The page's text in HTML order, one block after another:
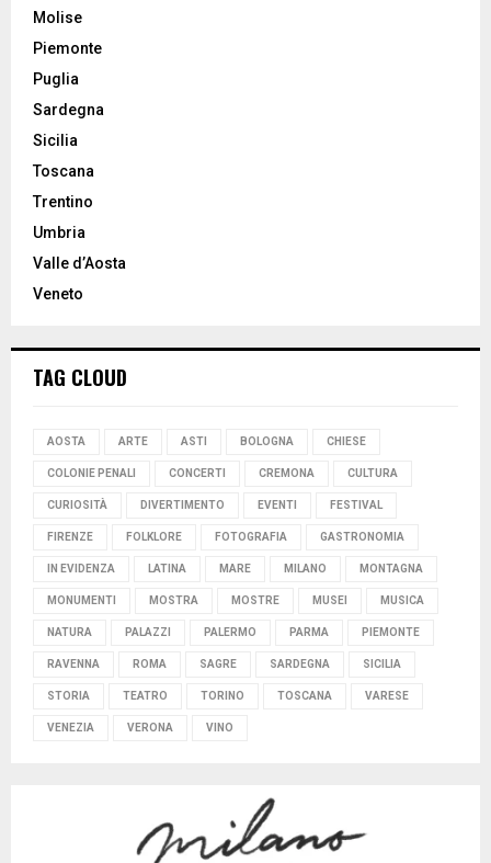
Molise
Piemonte
Puglia
Sardegna
Sicilia
Toscana
Trentino
Umbria
Valle d’Aosta
Veneto
TAG CLOUD
AOSTA ARTE ASTI BOLOGNA CHIESE
COLONIE PENALI CONCERTI CREMONA CULTURA
CURIOSITÀ DIVERTIMENTO EVENTI FESTIVAL
FIRENZE FOLKLORE FOTOGRAFIA GASTRONOMIA
IN EVIDENZA LATINA MARE MILANO MONTAGNA
MONUMENTI MOSTRA MOSTRE MUSEI MUSICA
NATURA PALAZZI PALERMO PARMA PIEMONTE
RAVENNA ROMA SAGRE SARDEGNA SICILIA
STORIA TEATRO TORINO TOSCANA VARESE
VENEZIA VERONA VINO